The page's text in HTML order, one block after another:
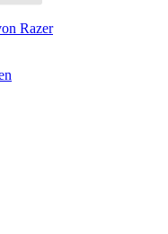
Razer